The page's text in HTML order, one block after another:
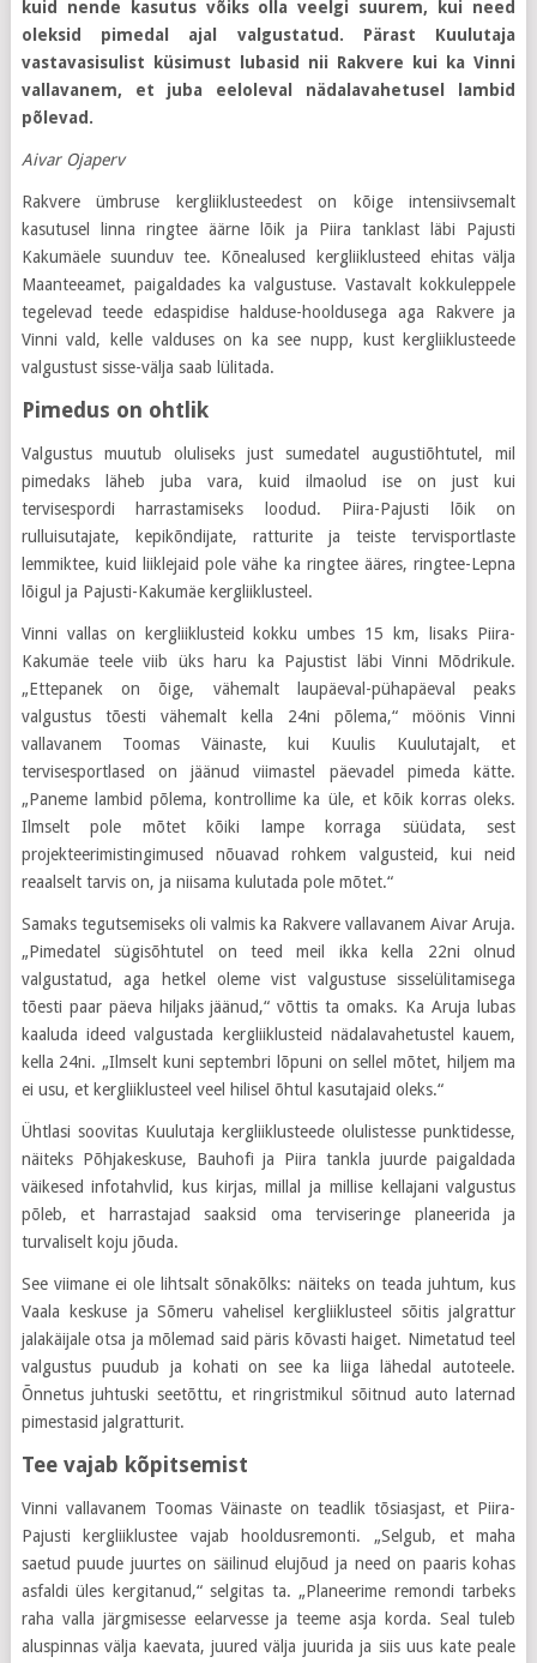
kuid nende kasutus võiks olla veelgi suurem, kui need
oleksid pimedal ajal valgustatud. Pärast Kuulutaja
vastavasisulist küsimust lubasid nii Rakvere kui ka Vinni
vallavanem, et juba eeloleval nädalavahetusel lambid
põlevad.
Aivar Ojaperv
Rakvere ümbruse kergliiklusteedest on kõige intensiivsemalt
kasutusel linna ringtee äärne lõik ja Piira tanklast läbi Pajusti
Kakumäele suunduv tee. Kõnealused kergliiklusteed ehitas välja
Maanteeamet, paigaldades ka valgustuse. Vastavalt kokkuleppele
tegelevad teede edaspidise halduse-hooldusega aga Rakvere ja
Vinni vald, kelle valduses on ka see nupp, kust kergliiklusteede
valgustust sisse-välja saab lülitada.
Pimedus on ohtlik
Valgustus muutub oluliseks just sumedatel augustiõhtutel, mil
pimedaks läheb juba vara, kuid ilmaolud ise on just kui
tervisespordi harrastamiseks loodud. Piira-Pajusti lõik on
rulluisutajate, kepikõndijate, ratturite ja teiste tervisportlaste
lemmiktee, kuid liiklejaid pole vähe ka ringtee ääres, ringtee-Lepna
lõigul ja Pajusti-Kakumäe kergliiklusteel.
Vinni vallas on kergliiklusteid kokku umbes 15 km, lisaks Piira-
Kakumäe teele viib üks haru ka Pajustist läbi Vinni Mõdrikule.
„Ettepanek on õige, vähemalt laupäeval-pühapäeval peaks
valgustus tõesti vähemalt kella 24ni põlema,“ möönis Vinni
vallavanem Toomas Väinaste, kui Kuulis Kuulutajalt, et
tervisesportlased on jäänud viimastel päevadel pimeda kätte.
„Paneme lambid põlema, kontrollime ka üle, et kõik korras oleks.
Ilmselt pole mõtet kõiki lampe korraga süüdata, sest
projekteerimistingimused nõuavad rohkem valgusteid, kui neid
reaalselt tarvis on, ja niisama kulutada pole mõtet.“
Samaks tegutsemiseks oli valmis ka Rakvere vallavanem Aivar Aruja.
„Pimedatel sügisõhtutel on teed meil ikka kella 22ni olnud
valgustatud, aga hetkel oleme vist valgustuse sisselülitamisega
tõesti paar päeva hiljaks jäänud,“ võttis ta omaks. Ka Aruja lubas
kaaluda ideed valgustada kergliiklusteid nädalavahetustel kauem,
kella 24ni. „Ilmselt kuni septembri lõpuni on sellel mõtet, hiljem ma
ei usu, et kergliiklusteel veel hilisel õhtul kasutajaid oleks.“
Ühtlasi soovitas Kuulutaja kergliiklusteede olulistesse punktidesse,
näiteks Põhjakeskuse, Bauhofi ja Piira tankla juurde paigaldada
väikesed infotahvlid, kus kirjas, millal ja millise kellajani valgustus
põleb, et harrastajad saaksid oma terviseringe planeerida ja
turvaliselt koju jõuda.
See viimane ei ole lihtsalt sõnakõlks: näiteks on teada juhtum, kus
Vaala keskuse ja Sõmeru vahelisel kergliiklusteel sõitis jalgrattur
jalakäijale otsa ja mõlemad said päris kõvasti haiget. Nimetatud teel
valgustus puudub ja kohati on see ka liiga lähedal autoteele.
Õnnetus juhtuski seetõttu, et ringristmikul sõitnud auto laternad
pimestasid jalgratturit.
Tee vajab kõpitsemist
Vinni vallavanem Toomas Väinaste on teadlik tõsiasjast, et Piira-
Pajusti kergliiklustee vajab hooldusremonti. „Selgub, et maha
saetud puude juurtes on säilinud elujõud ja need on paaris kohas
asfaldi üles kergitanud,“ selgitas ta. „Planeerime remondi tarbeks
raha valla järgmisesse eelarvesse ja teeme asja korda. Seal tuleb
aluspinnas välja kaevata, juured välja juurida ja siis uus kate peale